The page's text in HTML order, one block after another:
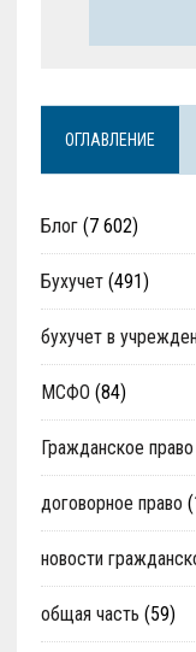
ОГЛАВЛЕНИЕ
Блог(7 602)
Бухучет(491)
бухучет в
МСФО (84)
Гражданское право
договорное право
новости
общая часть (59)